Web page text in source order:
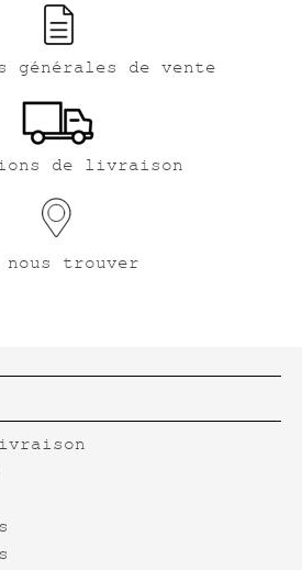
générales de vente
de livraison
nous trouver